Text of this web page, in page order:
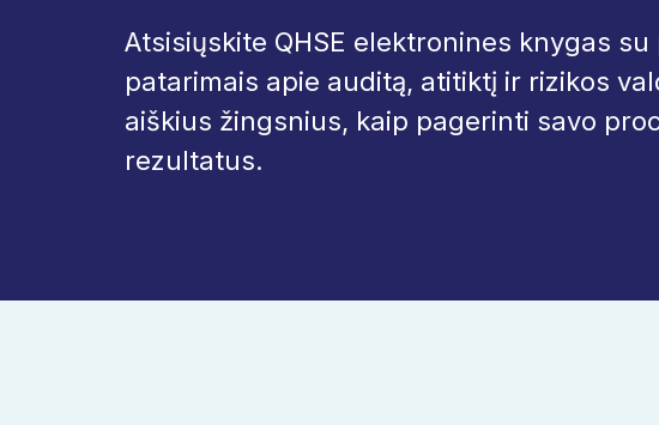
Atsisiųskite QHSE elektronines knygas
patarimais apie auditą, atitiktį ir rizikos
aiškius žingsnius, kaip pagerinti savo
rezultatus.